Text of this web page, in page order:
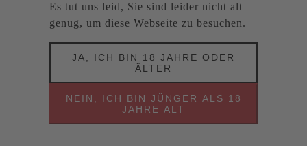
Es tut uns leid, Sie sind leider nicht alt
genug, um diese Webseite zu besuchen.
JA, ICH BIN 18 JAHRE ODER
ÄLTER
NEIN, ICH BIN JÜNGER ALS 18
JAHRE ALT